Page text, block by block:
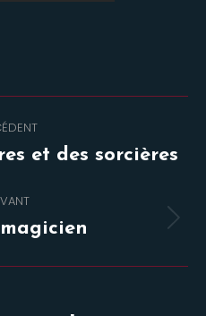
Ongletet des sorcières
Projets